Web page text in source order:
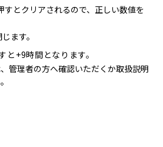
すとクリアされるので、正しい数値を
ます。
と+9時間となります。
管理者の方へ確認いただくか取扱説明